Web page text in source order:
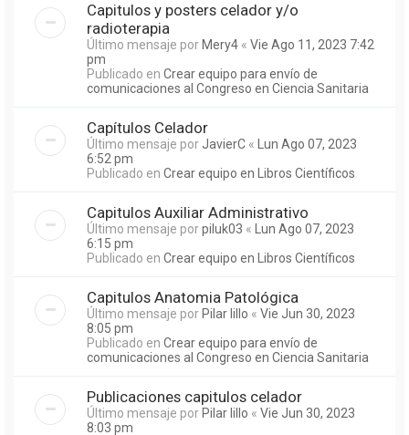
Capitulos y posters celador y/o
radioterapia
Último mensaje por Mery4 « Vie Ago 11, 2023 7:42
pm
Publicado en Crear equipo para envío de
comunicaciones al Congreso en Ciencia Sanitaria
Capítulos Celador
Último mensaje por JavierC « Lun Ago 07, 2023
6:52 pm
Publicado en Crear equipo en Libros Científicos
Capitulos Auxiliar Administrativo
Último mensaje porpiluk03 « Lun Ago 07, 2023
6:15 pm
Publicado en Crear equipo en Libros Científicos
Capitulos Anatomia Patológica
Último mensaje por Pilar lillo « Vie Jun 30, 2023
8:05 pm
Publicado en Crear equipo para envío de
comunicaciones al Congreso en Ciencia Sanitaria
Publicaciones capitulos celador
Último mensaje por Pilar lillo « Vie Jun 30, 2023
8:03 pm